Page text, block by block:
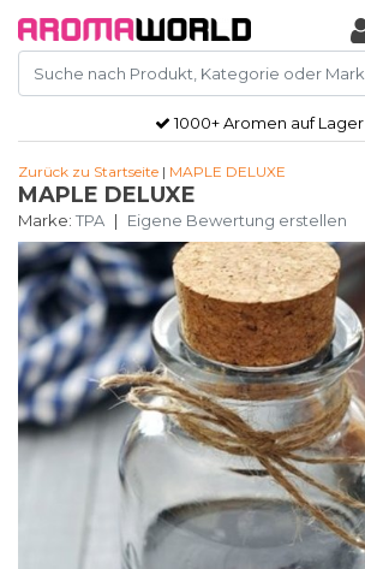
1000+ Aromen auf Lager
Zurück zu Startseite | MAPLE DELUXE
MAPLE DELUXE
Marke: TPA | Eigene Bewertung erstellen